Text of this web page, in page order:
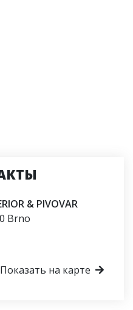
& PIVOVAR
Brno
Показать на карте